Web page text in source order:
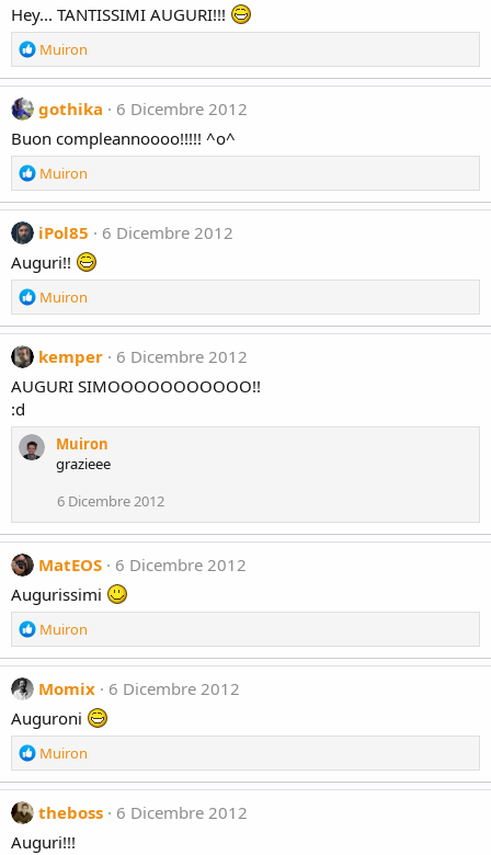
i
o
n
s
:
Hey... TANTISSIMI AUGURI!!!
R
e
a
c
i
o
n
s
:
Muiron
gothika
6 Dicembre 2012
Buon compleannoooo!!!!! ^o^
R
e
a
c
i
o
n
s
:
Muiron
iPol85
6 Dicembre 2012
Auguri!!
R
e
a
c
i
n
s
Muiron
kemper
6 Dicembre 2012
AUGURI SIMOOOOOOOOOOO!!
:d
Muiron
grazieee
6 Dicembre 2012
MatEOS
6 Dicembre 2012
Augurissimi
R
e
a
c
i
o
n
s
:
Muiron
Momix
6 Dicembre 2012
Auguroni
R
e
a
c
i
Muiron
theboss
6 Dicembre 2012
Auguri!!!